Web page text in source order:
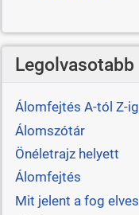
Álomfejtés A-tól Z-ig
Álomszótár
Önéletrajz helyett
Álomfejtés
Mit jelent a fog